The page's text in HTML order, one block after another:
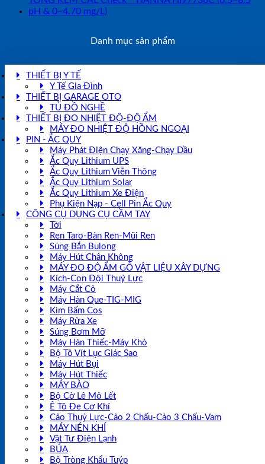
Danh mục sản phẩm
THIẾT BỊ Y TẾ
Y Tế Gia Đình
THIẾT BỊ GARAGE OTO
TỦ ĐỒ NGHỀ
THIẾT BỊ ĐO NHIỆT ĐỘ-ĐỘ ẨM
MÁY ĐO NHIỆT ĐỘ HỒNG NGOẠI
PIN - ẮC QUY
Máy Phát Điện Chạy Xăng-Chạy Dầu
Ắc Quy Lithium UPS
Ắc Quy Lithium Viễn Thông
Ắc Quy Lithium Solar
Ắc Quy Lithium Xe Điện
Phụ Kiện Nạp - Cell Pin Ắc Quy
CÔNG CỤ DỤNG CỤ CẦM TAY
Tời
Ren Taro-Bàn Ren-Mũi Ren
Súng Bắn Bulong
Máy Hút Chân Không
MÁY ĐO ĐỘ ẨM GỖ VẬT LIỆU XÂY DỰNG
Kích-Con Đội Thuỷ Lực
Máy Cắt Cỏ
Máy Hàn Que-TIG-MIG
Kìm Bấm Cos
Máy Rửa Xe
Súng Bơm Mỡ
Máy Hàn Thiếc-Máy Khò
Bộ Tô Vít Lục Giác Sao
Máy Hút Bụi
Máy Hút Thiếc
MÁY BÀO
Bộ Cờ Lê Mỏ Lết
Ê Tô Đe Cơ Khí
Cảo Thuỷ Lực-Cảo 2 Chấu-Cảo 3 Chấu-Vam
MÁY NÉN KHÍ
Vật Tư Điện Lạnh
BÚA
Bộ Tròng Khẩu Tuýp